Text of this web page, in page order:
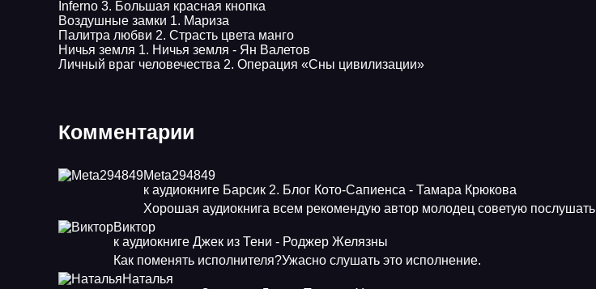
Inferno 3. Большая красная кнопка
Воздушные замки 1. Мариза
Палитра любви 2. Страсть цвета манго
Ничья земля 1. Ничья земля - Ян Валетов
Личный враг человечества 2. Операция «Сны цивилизации»
Комментарии
Meta294849
к аудиокниге Барсик 2. Блог Кото-Сапиенса - Тамара Крюкова
Хорошая аудиокнига всем рекомендую автор молодец советую послушать
Виктор
к аудиокниге Джек из Тени - Роджер Желязны
Как поменять исполнителя?Ужасно слушать это исполнение.
Наталья